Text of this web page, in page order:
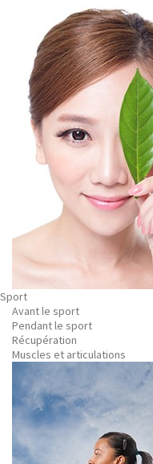
Sport
Avant le sport
Pendant le sport
Récupération
Muscles et articulations